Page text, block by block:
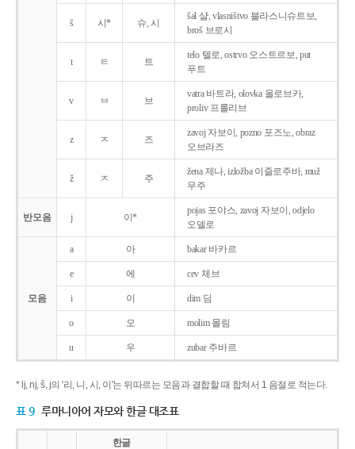
š 시* 슈, 시
šal 샬, vlasništvo 블라스니슈트보,
broš 브로시
t ㅌ 트
telo 텔로, ostrvo 오스트르보, put
푸트
v ㅂ 브
vatra 바트라, olovka 올로브카,
proliv 프롤리브
z ㅈ 즈
zavoj 자보이, pozno 포즈노, obraz
오브라즈
ž ㅈ 주
žena 제나, izložba 이즐로주바, muž
무주
반모음 j 이*
pojas 포야스, zavoj 자보이, odjelo
오델로
모음
a 아 bakar 바카르
e 에 cev 체브
i 이 dim 딤
o 오 molim 몰림
u 우 zubar 주바르
* lj, nj, š, j의 '리, 니, 시, 이'는 뒤따르는 모음과 결합할 때 합쳐서 1 음절로 적는다.
표 9 루마니아어 자모와 한글 대조표
한글